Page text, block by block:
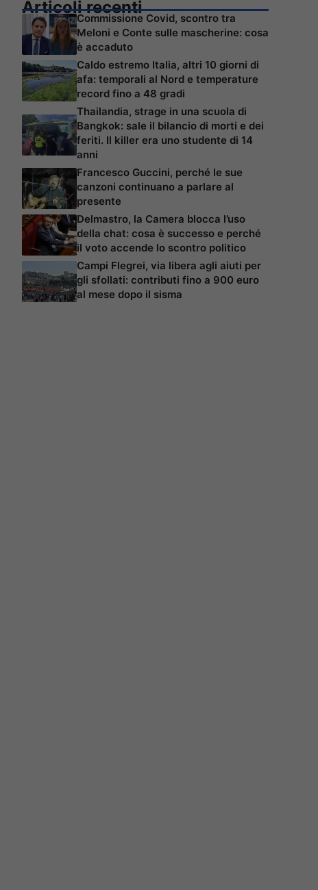
Articoli recenti
Commissione Covid, scontro tra
Meloni e Conte sulle mascherine: cosa
è accaduto
Caldo estremo Italia, altri 10 giorni di
afa: temporali al Nord e temperature
record fino a 48 gradi
Thailandia, strage in una scuola di
Bangkok: sale il bilancio di morti e dei
feriti. Il killer era uno studente di 14
anni
Francesco Guccini, perché le sue
canzoni continuano a parlare al
presente
Delmastro, la Camera blocca l’uso
della chat: cosa è successo e perché
il voto accende lo scontro politico
Campi Flegrei, via libera agli aiuti per
gli sfollati: contributi fino a 900 euro
al mese dopo il sisma